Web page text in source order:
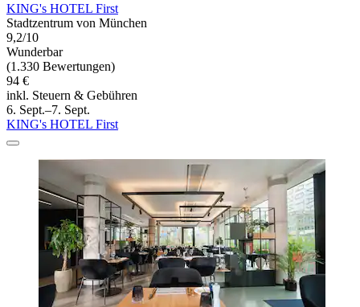
KING's HOTEL First
Stadtzentrum von München
9,2/10
Wunderbar
(1.330 Bewertungen)
94 €
inkl. Steuern & Gebühren
6. Sept.–7. Sept.
KING's HOTEL First